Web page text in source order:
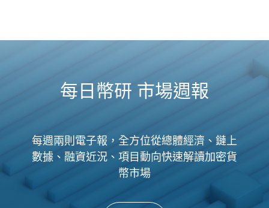
每日幣研 市場週報
每週兩則電子報，全方位從總體經濟、鏈上
數據、融資近況、項目動向快速解讀加密貨
幣市場